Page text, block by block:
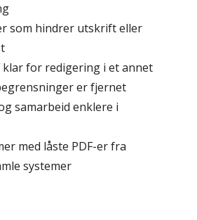
som hindrer utskrift eller
klar for redigering i et annet
er fjernet
samarbeid enklere i
med låste PDF-er fra
systemer